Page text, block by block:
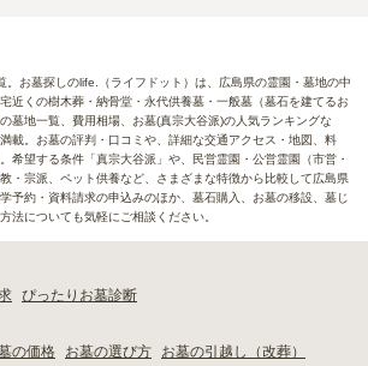
。お墓探しのlife.（ライフドット）は、広島県の霊園・墓地の中
近くの樹木葬・納骨堂・永代供養墓・一般墓（墓石を建てるお
墓地一覧、費用相場、お墓(真宗大谷派)の人気ランキングな
載。お墓の評判・口コミや、詳細な交通アクセス・地図、料
希望する条件「真宗大谷派」や、民営霊園・公営霊園（市営・
・宗派、ペット供養など、さまざまな特徴から比較して広島県
予約・資料請求の申込みのほか、墓石購入、お墓の移設、墓じ
法についても気軽にご相談ください。
ぴったりお墓診断
の価格 お墓の選び方
お墓の引越し（改葬）